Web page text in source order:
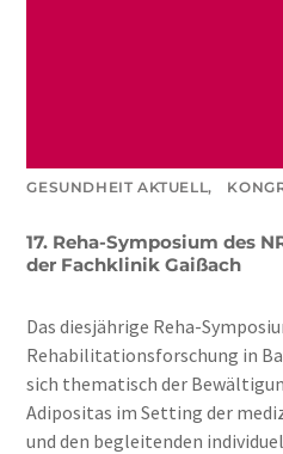
GESUNDHEIT AKTUELL,
17. Reha-Symposium des
der Fachklinik Gaißach
Das diesjährige Reha-
Rehabilitationsforschung in
sich thematisch der
Adipositas im Setting der
und den begleitenden